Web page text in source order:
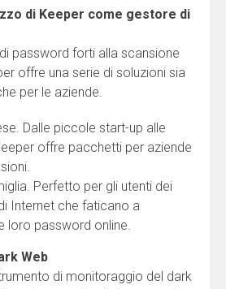
di Keeper come gestore di
password forti alla scansione
offre una serie di soluzioni sia
per le aziende.
Dalle piccole start-up alle
offre pacchetti per aziende
Perfetto per gli utenti dei
Internet che faticano a
loro password online.
Web
di monitoraggio del dark